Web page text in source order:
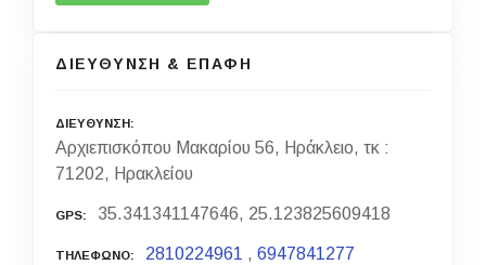
ΔΙΕΥΘΥΝΣΗ & ΕΠΑΦΗ
ΔΙΕΥΘΥΝΣΗ
Αρχιεπισκόπου Μακαρίου 56, Ηράκλειο, τκ :
71202, Ηρακλείου
GPS 35.341341147646, 25.123825609418
ΤΗΛΕΦΩΝΟ 2810224961 ,6947841277